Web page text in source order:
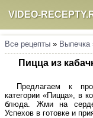
VIDEO-
Все рецепты » Выпечка
Пицца из
Предлагаем к
категории «Пицца», в
блюда. Жми на
Успехов в готовке и